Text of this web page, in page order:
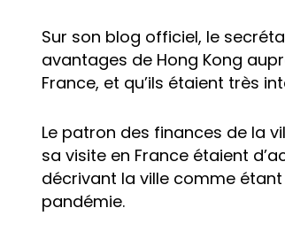
Sur son blog officiel, le
avantages de Hong Kong
France, et qu’ils étaient très
Le patron des finances de la
sa visite en France étaient
décrivant la ville comme
pandémie.